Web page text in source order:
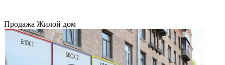
Продажа Жилой дом